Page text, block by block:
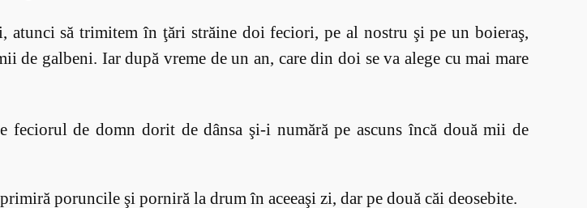
să trimitem în ţări străine doi feciori, pe al nostru şi pe un boieraş,
de galbeni. Iar după vreme de un an, care din doi se va alege cu mai mare
feciorul de domn dorit de dânsa şi-i numără pe ascuns încă două mii de
poruncile şi porniră la drum în aceeaşi zi, dar pe două căi deosebite.